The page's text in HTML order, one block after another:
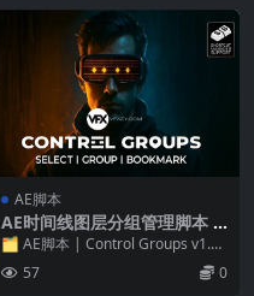
AE脚本
AE时间线图层分组管理脚本 C
ontrol Groups V1.5.0 Win/
Mac
🗂️ AE脚本 | Control Groups v1.5.
57 0